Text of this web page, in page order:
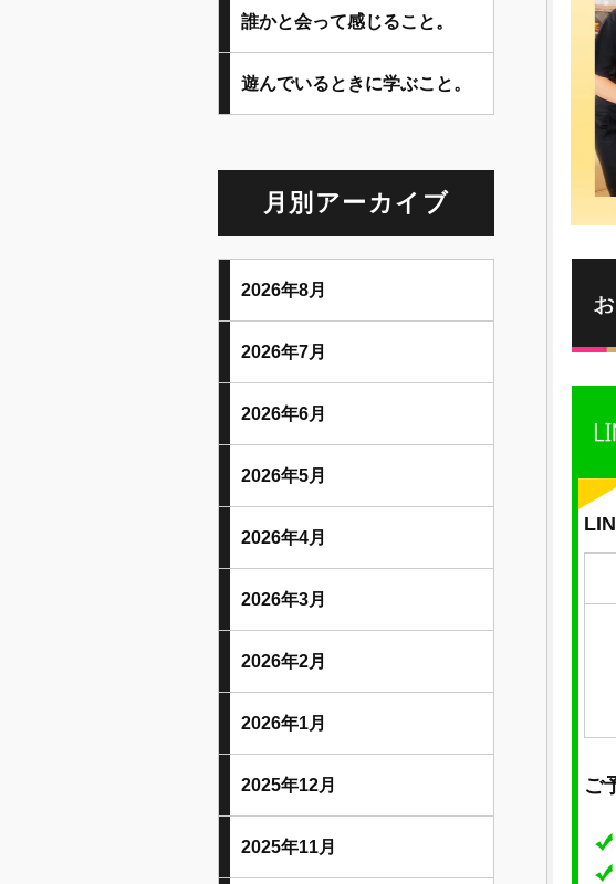
ご
誰かと会って感じること。
遊んでいるときに学ぶこと。
月別アーカイブ
2026年8月
2026年7月
2026年6月
2026年5月
2026年4月
2026年3月
2026年2月
2026年1月
2025年12月
2025年11月